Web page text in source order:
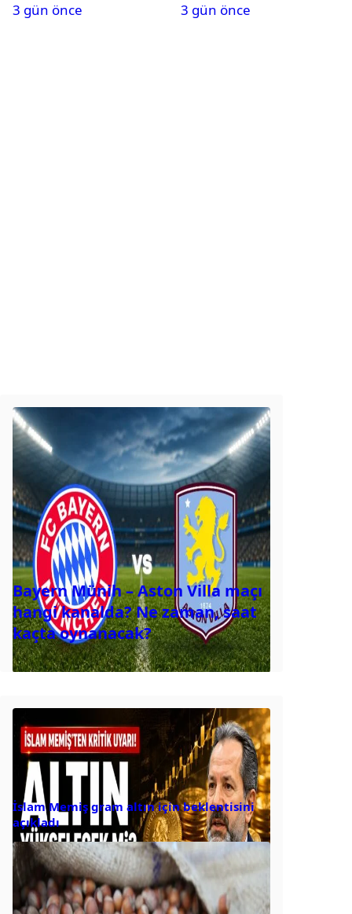
3 gün önce
alındı
3 gün önce
Bayern Münih – Aston Villa maçı
hangi kanalda? Ne zaman, saat
kaçta oynanacak?
İslam Memiş gram altın için beklentisini
açıkladı